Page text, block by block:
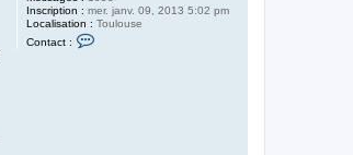
Inscription : mer. janv. 09, 2013 5:02 pm
Localisation : Toulouse
Contact :